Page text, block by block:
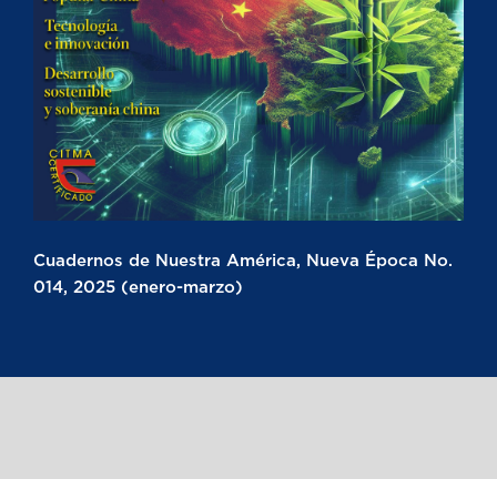
Cuadernos de Nuestra América, Nueva Época No.
014, 2025 (enero-marzo)